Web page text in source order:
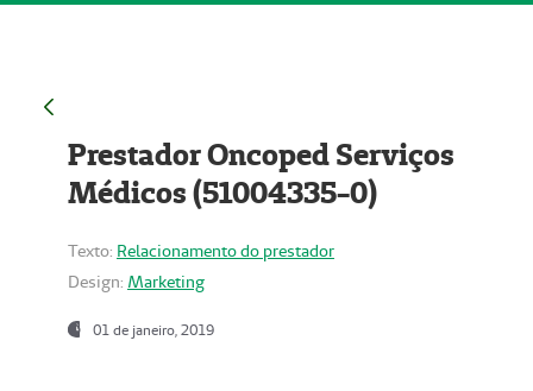
Prestador Oncoped Serviços
Médicos (51004335-0)
Texto: Relacionamento do prestador
Design: Marketing
01 de janeiro, 2019